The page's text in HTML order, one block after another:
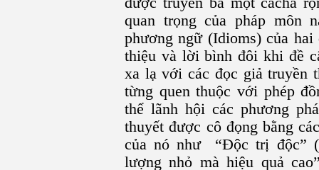
quan trọng của pháp môn
phương ngữ (Idioms) của
thiệu và lời bình đôi khi đề
xa lạ với các đọc giả truyền
từng quen thuộc với phép
thể lãnh hội các phương
thuyết được cô đọng bằng
của nó như “Ðộc trị độc”
lượng nhỏ mà hiệu quả